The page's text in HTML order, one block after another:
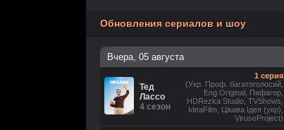
Обновления сериалов и шоу
Вчера, 05 августа
Тед
Лассо
4 сезон
1 серия
(Укр. Проф. багатоголосий,
Eng.Original, Пифагор,
HDRezka Studio, TVShows,
IdeaFilm, Цікава Ідея (укр),
ViruseProject)